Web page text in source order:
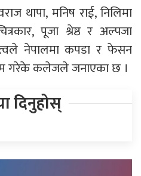
थापा, मनिष राई, निलिमा
पूजा श्रेष्ठ र अल्पजा
नेपालमा कपडा र फेसन
गरेके कलेजले जनाएका छ ।
दिनुहोस्